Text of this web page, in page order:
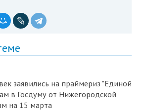
заявились на праймериз "Единой
в Госдуму от Нижегородской
на 15 марта